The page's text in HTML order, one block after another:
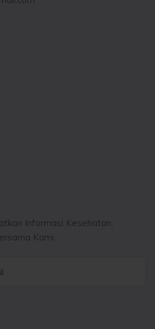
Informasi Kesehatan,
Kami.